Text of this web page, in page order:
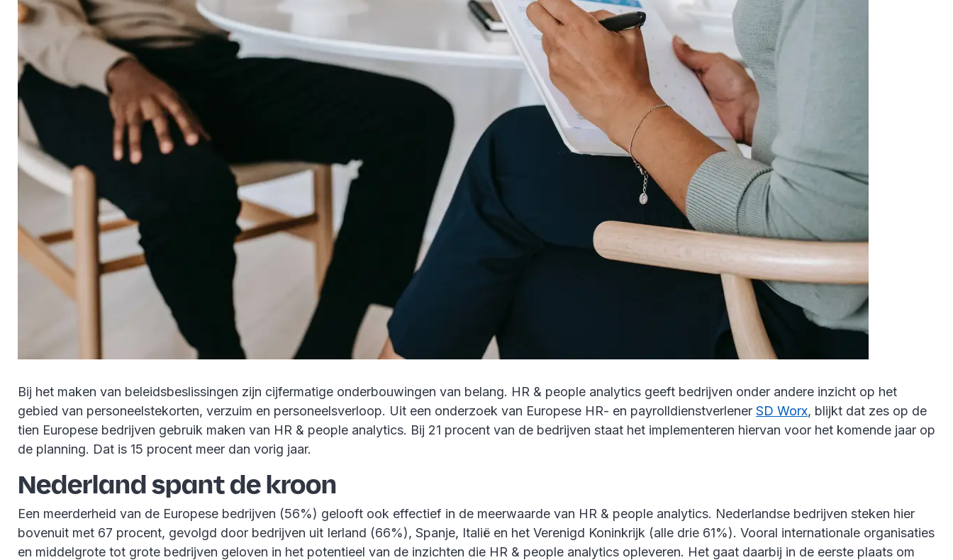
Bij het maken van beleidsbeslissingen zijn cijfermatige onderbouwingen van belang. HR & people analytics geeft bedrijven onder andere inzicht op het
gebied van personeelstekorten, verzuim en personeelsverloop. Uit een onderzoek van Europese HR- en payrolldienstverlener SD Worx, blijkt dat zes op de
tien Europese bedrijven gebruik maken van HR & people analytics. Bij 21 procent van de bedrijven staat het implementeren hiervan voor het komende jaar op
de planning. Dat is 15 procent meer dan vorig jaar.
Nederland spant de kroon
Een meerderheid van de Europese bedrijven (56%) gelooft ook effectief in de meerwaarde van HR & people analytics. Nederlandse bedrijven steken hier
bovenuit met 67 procent, gevolgd door bedrijven uit Ierland (66%), Spanje, Italië en het Verenigd Koninkrijk (alle drie 61%). Vooral internationale organisaties
en middelgrote tot grote bedrijven geloven in het potentieel van de inzichten die HR & people analytics opleveren. Het gaat daarbij in de eerste plaats om